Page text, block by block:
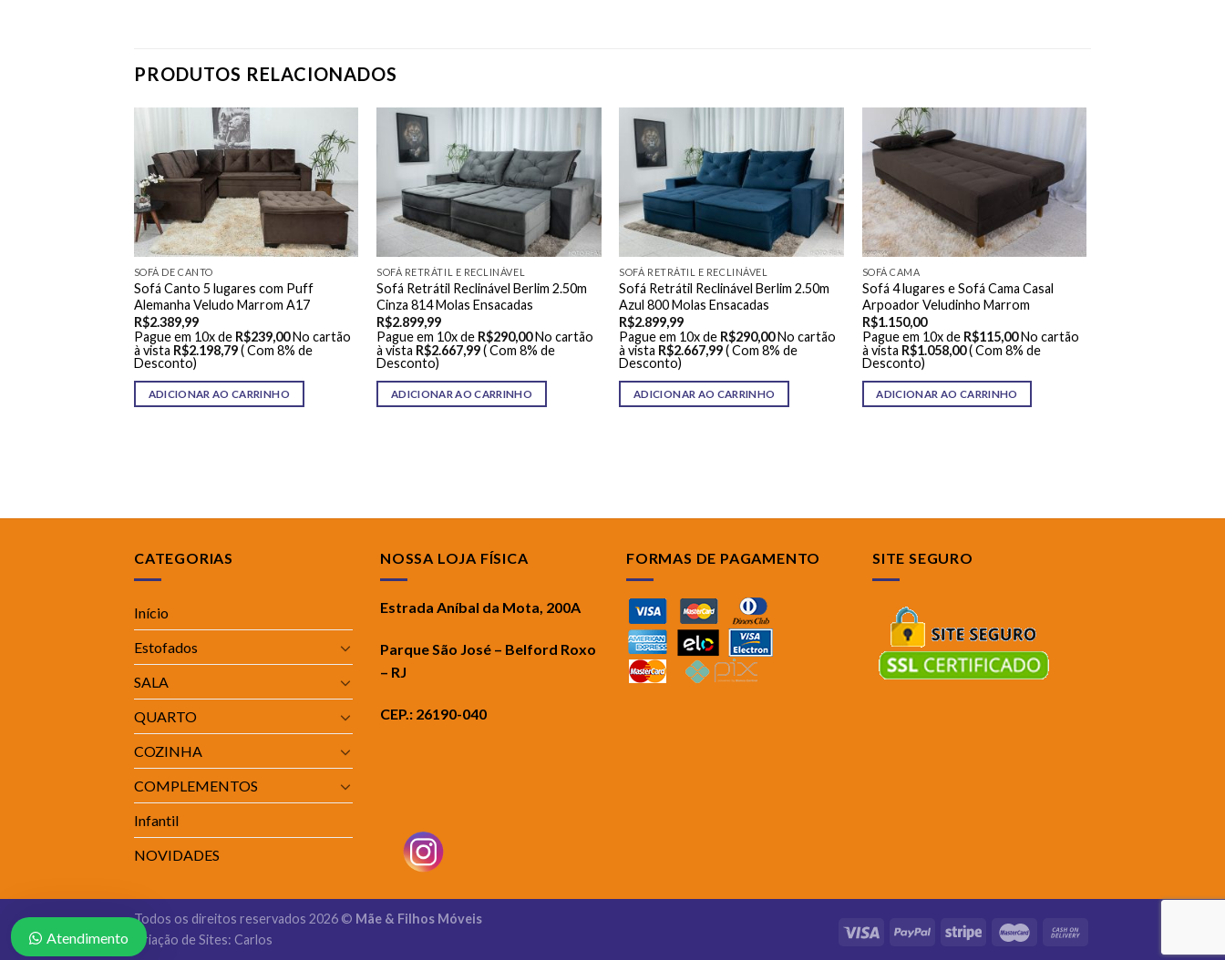
PRODUTOS RELACIONADOS
SOFÁ DE CANTO
Sofá Canto 5 lugares com Puff
Alemanha Veludo Marrom A17
R$2.389,99
Pague em 10x de R$239,00No cartão
à vista R$2.198,79( Com 8% de
Desconto)
ADICIONAR AO CARRINHO
SOFÁ RETRÁTIL E RECLINÁVEL
Sofá Retrátil Reclinável Berlim 2.50m
Cinza 814 Molas Ensacadas
R$2.899,99
Pague em 10x de R$290,00No cartão
à vista R$2.667,99( Com 8% de
Desconto)
ADICIONAR AO CARRINHO
SOFÁ RETRÁTIL E RECLINÁVEL
Sofá Retrátil Reclinável Berlim 2.50m
Azul 800 Molas Ensacadas
R$2.899,99
Pague em 10x de R$290,00No cartão
à vista R$2.667,99( Com 8% de
Desconto)
ADICIONAR AO CARRINHO
SOFÁ CAMA
Sofá 4 lugares e Sofá Cama Casal
Arpoador Veludinho Marrom
R$1.150,00
Pague em 10x de R$115,00 No cartão
à vista R$1.058,00 ( Com 8% de
Desconto)
ADICIONAR AO CARRINHO
CATEGORIAS
Início
Estofados
SALA
QUARTO
COZINHA
COMPLEMENTOS
Infantil
NOVIDADES
NOSSA LOJA FÍSICA
Estrada Aníbal da Mota, 200A
Parque São José – Belford Roxo
– RJ
CEP.: 26190-040
FORMAS DE PAGAMENTO SITE SEGURO
Todos os direitos reservados 2026 © Mãe & Filhos Móveis
Criação de Sites: Carlos
Atendimento